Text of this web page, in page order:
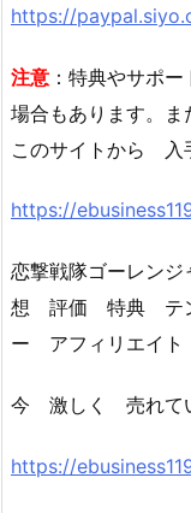
https://
注意 ：特典やサポ
場合もあります。
このサイトから 入
https://
恋撃戦隊ゴーレン
想 評価 特典 テ
ー アフィリエイ
今 激しく 売れて
https://